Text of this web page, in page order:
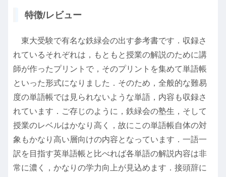
特徴/レビュー
東大受験で有名な鉄緑会の出す参考書です．収録さ
れているそれぞれは，もともと授業の解説のために講
師が作ったプリントで，そのプリントを集めて単語帳
といった形式になりました．そのため，全般的な難易
度の単語帳では見られないような単語，内容も収録さ
れています．ご存じのように，鉄緑会の塾生，そして
授業のレベルはかなり高く，故にこの単語帳自体の対
象もかなり高い層向けの内容となっています．一語一
訳を目指す英単語帳と比べれば各単語の解説内容は非
常に濃く，かなりの学力向上が見込めます．接頭辞に